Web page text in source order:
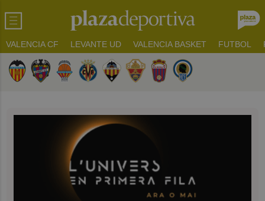
VALENCIA CF LEVANTE UD VALENCIA BASKET FUTBOL